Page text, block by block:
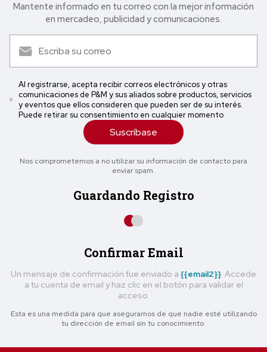
Mantente informado en tu correo con la mejor in formación
en mercadeo, publicidad y comunicaciones.
Al registrarse, acepta recibir correos electrónicos y otras
comunicaciones de P&M y sus aliados sobre productos, servicios
y eventos que ellos consideren que pueden ser de su interés.
Puede retirar su consentimiento en cualquier momento
Suscríbase
Nos comprometemos a no utilizar su información de contacto para
enviar spam.
Guardando Registro
Confirmar Email
Un mensaje de confirmación fue enviado a {{email2}}. Accede
a tu cuenta de email y haz clic en el botón para validar el
acceso.
Esta es una medida para que asegurarnos de que nadie esté utilizando
tu dirección de email sin tu conocimiento.